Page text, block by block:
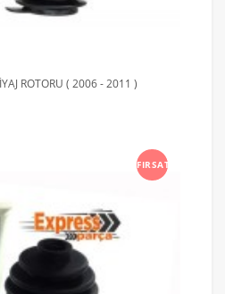
ROTORU ( 2006 - 2011 )
FIRSAT